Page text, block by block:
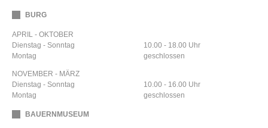
BURG
APRIL - OKTOBER
Dienstag - Sonntag
Montag
10.00 - 18.00 Uhr
geschlossen
NOVEMBER - MÄRZ
Dienstag - Sonntag
Montag
10.00 - 16.00 Uhr
geschlossen
BAUERNMUSEUM